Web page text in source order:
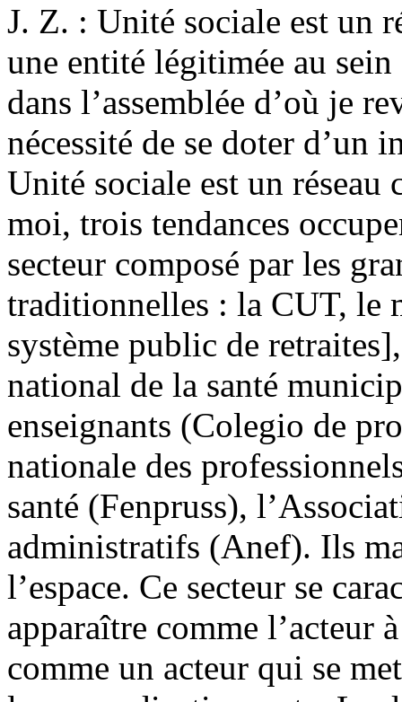
J. Z. : Unité sociale est un
une entité légitimée au
dans l’assemblée d’où je
nécessité de se doter d’un
Unité sociale est un réseau
moi, trois tendances
secteur composé par les
traditionnelles : la CUT, le
système public de
national de la santé
enseignants (Colegio de
nationale des
santé (Fenpruss),
administratifs (Anef). Ils
l’espace. Ce secteur se
apparaître comme l’acteur
comme un acteur qui se